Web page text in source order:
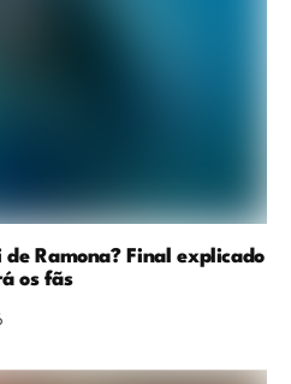
Ramona? Final explicado
os fãs